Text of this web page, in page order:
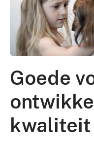
Goede
kwaliteit